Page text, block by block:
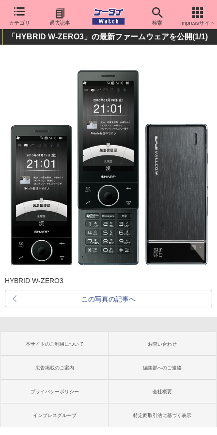
カテゴリ 過去記事 検索 Impressサイト
「HYBRID W-ZERO3」の最新ファームウェアを公開(1/1)
HYBRID W-ZERO3
この写真の記事へ
本サイトのご利用について お問い合わせ
広告掲載のご案内 編集部へのご連絡
プライバシーポリシー 会社概要
インプレスグループ 特定商取引法に基づく表示